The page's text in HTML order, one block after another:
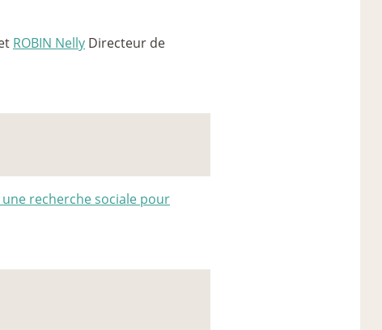
ROBIN Nelly Directeur de
recherche sociale pour